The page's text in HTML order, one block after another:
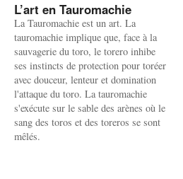
L’art en Tauromachie
La Tauromachie est un art. La
tauromachie implique que, face à la
sauvagerie du toro, le torero inhibe
ses instincts de protection pour toréer
avec douceur, lenteur et domination
l'attaque du toro. La tauromachie
s'exécute sur le sable des arènes où le
sang des toros et des toreros se sont
mêlés.